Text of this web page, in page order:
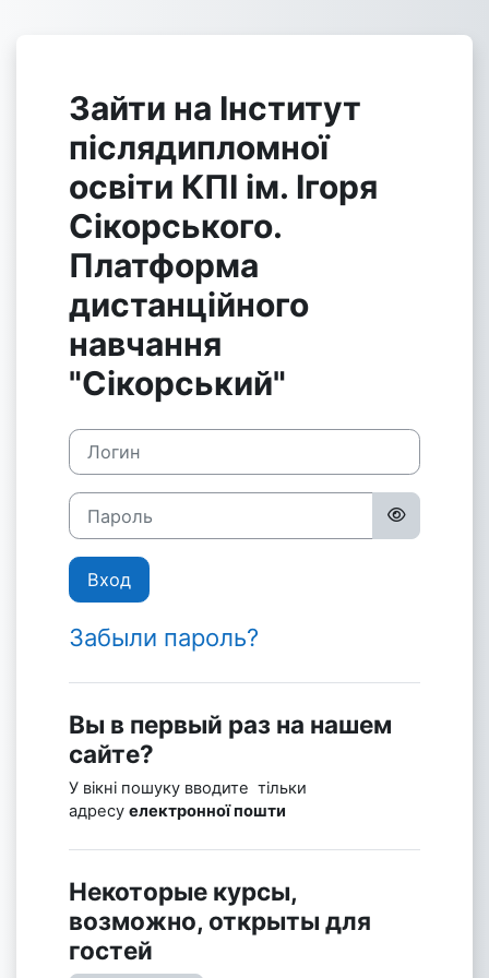
Зайти на Інститут
післядипломної
освіти КПІ ім. Ігоря
Сікорського.
Платформа
дистанційного
навчання
"Сікорський"
Логин
Пароль
Вход
Забыли пароль?
Вы в первый раз на нашем
сайте?
У вікні пошуку вводите тільки
адресу електронної пошти
Некоторые курсы,
возможно, открыты для
гостей